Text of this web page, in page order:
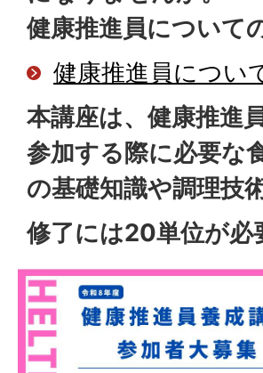
健康推進員について
健康推進員につい
本講座は、健康推進
参加する際に必要な
の基礎知識や調理技
修了には20単位が必